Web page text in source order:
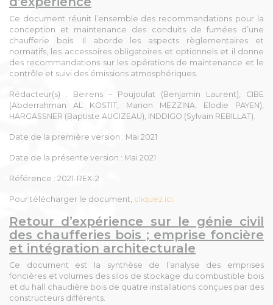
Ce document réunit l’ensemble des recommandations pour la
conception et maintenance des conduits de fumées d’une
chaufferie bois. Il aborde les aspects règlementaires et
normatifs, les accessoires obligatoires et optionnels et il donne
des recommandations sur les opérations de maintenance et le
contrôle et suivi des émissions atmosphériques.
Rédacteur(s) : Beirens – Poujoulat (Benjamin Laurent), CIBE
(Abderrahman AL KOSTIT, Marion MEZZINA, Elodie PAYEN),
HARGASSNER (Baptiste AUGIZEAU), INDDIGO (Sylvain REBILLAT).
Date de la première version : Mai 2021
Date de la présente version : Mai 2021
Référence : 2021-REX-2
Pour télécharger le document, cliquez ici.
Retour d’expérience sur le génie civil
des chaufferies bois ; emprise foncière
et intégration architecturale
Ce document est la synthèse de l’analyse des emprises
foncières et volumes des silos de stockage du combustible bois
et du hall chaudière bois de quatre installations conçues par des
constructeurs différents.